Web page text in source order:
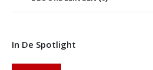
In De Spotlight